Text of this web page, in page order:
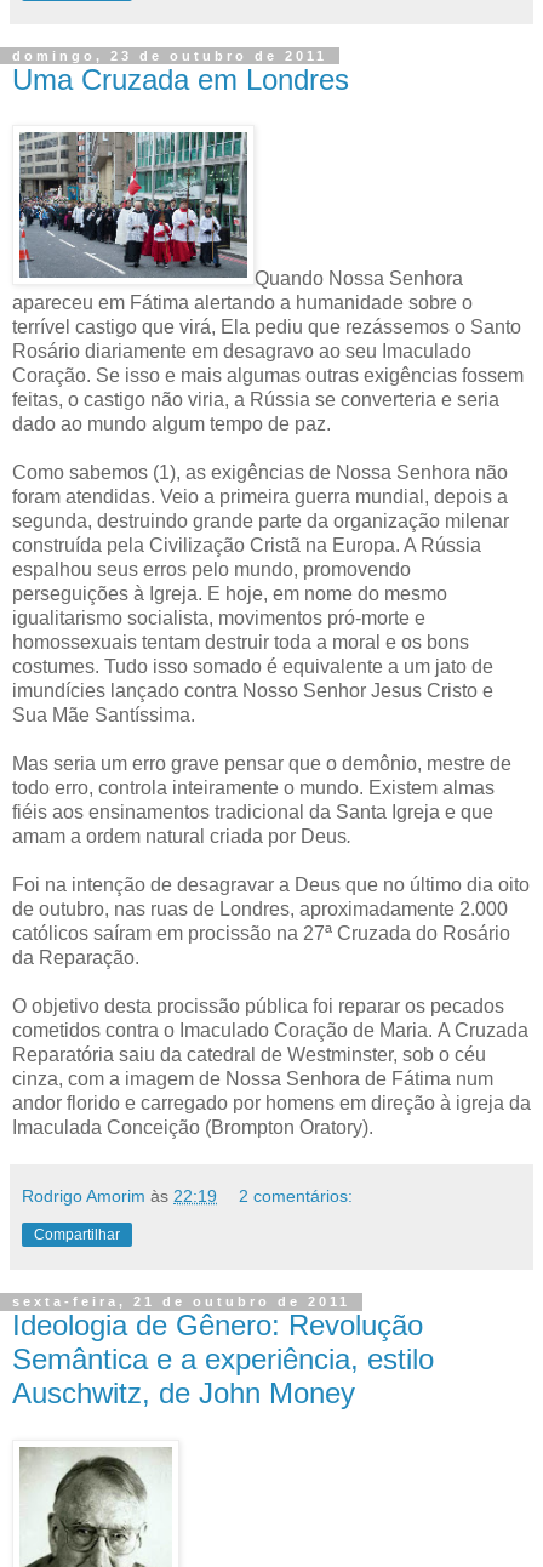
domingo, 23 de outubro de 2011
Uma Cruzada em Londres
Quando Nossa Senhora
apareceu em Fátima alertando a humanidade sobre o
terrível castigo que virá, Ela pediu que rezássemos o Santo
Rosário diariamente em desagravo ao seu Imaculado
Coração. Se isso e mais algumas outras exigências fossem
feitas, o castigo não viria, a Rússia se converteria e seria
dado ao mundo algum tempo de paz.
Como sabemos (1), as exigências de Nossa Senhora não
foram atendidas. Veio a primeira guerra mundial, depois a
segunda, destruindo grande parte da organização milenar
construída pela Civilização Cristã na Europa. A Rússia
espalhou seus erros pelo mundo, promovendo
perseguições à Igreja. E hoje, em nome do mesmo
igualitarismo socialista, movimentos pró-morte e
homossexuais tentam destruir toda a moral e os bons
costumes. Tudo isso somado é equivalente a um jato de
imundícies lançado contra Nosso Senhor Jesus Cristo e
Sua Mãe Santíssima.
Mas seria um erro grave pensar que o demônio, mestre de
todo erro, controla inteiramente o mundo. Existem almas
fiéis aos ensinamentos tradicional da Santa Igreja e que
amam a ordem natural criada por Deus.
Foi na intenção de desagravar a Deus que no último dia oito
de outubro, nas ruas de Londres, aproximadamente 2.000
católicos saíram em procissão na 27ª Cruzada do Rosário
da Reparação.
O objetivo desta procissão pública foi reparar os pecados
cometidos contra o Imaculado Coração de Maria. A Cruzada
Reparatória saiu da catedral de Westminster, sob o céu
cinza, com a imagem de Nossa Senhora de Fátima num
andor florido e carregado por homens em direção à igreja da
Imaculada Conceição (Brompton Oratory).
Rodrigo Amorim às 22:19 2 comentários:
Compartilhar
sexta-feira, 21 de outubro de 2011
Ideologia de Gênero: Revolução
Semântica e a experiência, estilo
Auschwitz, de John Money